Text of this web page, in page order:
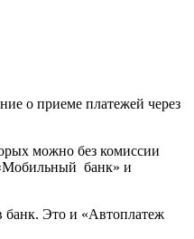
о приеме платежей через
можно без комиссии
банк» и
банк. Это и «Автоплатеж